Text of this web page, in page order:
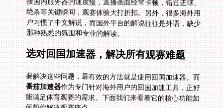
那种熟悉的氛围和专业的解读。
选对回国加速器，解决所有观赛难题
要解决这些问题，最有效的方法就是使用回国加速器。而
番茄加速器作为专门针对海外用户的回国加速工具，正好
能满足体育观赛的需求。下面我们来看看它的核心功能如